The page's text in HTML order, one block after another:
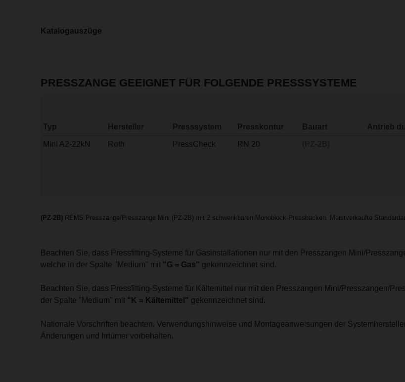
Katalogauszüge
PRESSZANGE GEEIGNET FÜR FOLGENDE PRESSSYSTEME
Typ Hersteller Presssystem Presskontur Bauart Antrieb
Mini A2-22kN Roth PressCheck RN 20 (PZ-2B)
(PZ-2B) REMS Presszange/Presszange Mini (PZ-2B) mit 2 schwenkbaren Monoblock-Pressbacken. Meistverkaufte
Beachten Sie, dass Pressfitting-Systeme für Gasinstallationen nur mit den Presszangen Mini/
welche in der Spalte "Medium" mit "G = Gas" gekennzeichnet sind.
Beachten Sie, dass Pressfitting-Systeme für Kältemittel nur mit den Presszangen Mini/Presszangen/
der Spalte "Medium" mit "K = Kältemittel" gekennzeichnet sind.
Nationale Vorschriften beachten. Verwendungshinweise und Montageanweisungen der
Änderungen und Irrtümer vorbehalten.